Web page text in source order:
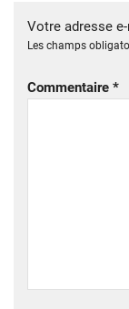
Votre adresse
Les champs
Commentaire *